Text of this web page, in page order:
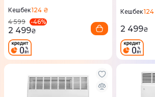
Кешбек124 ₴
4 599
-46%
2 499₴
Кешбек
2 499₴